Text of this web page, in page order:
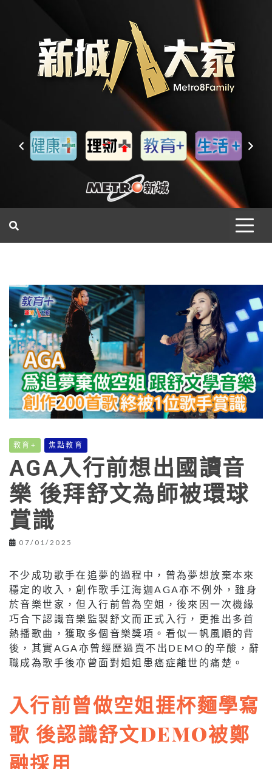
教育+ 焦點教育
AGA入行前想出國讀音
樂 後拜舒文為師被環球
賞識
07/01/2025
不少成功歌手在追夢的過程中，曾為夢想放棄本來
穩定的收入，創作歌手江海迦AGA亦不例外，雖身
於音樂世家，但入行前曾為空姐，後來因一次機緣
巧合下認識音樂監製舒文而正式入行，更推出多首
熱播歌曲，獲取多個音樂獎項。看似一帆風順的背
後，其實AGA亦曾經歷過賣不出DEMO的辛酸，辭
職成為歌手後亦曾面對姐姐患癌症離世的痛楚。
入行前曾做空姐捱杯麵學寫
歌 後認識舒文DEMO被鄭
融採用